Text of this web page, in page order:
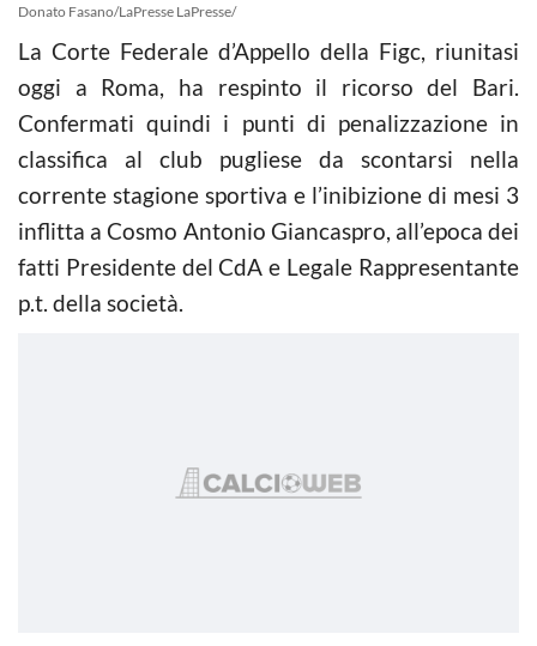
Donato Fasano/LaPresse LaPresse/
La Corte Federale d’Appello della Figc, riunitasi
oggi a Roma, ha respinto il ricorso del Bari.
Confermati quindi i punti di penalizzazione in
classifica al club pugliese da scontarsi nella
corrente stagione sportiva e l’inibizione di mesi 3
inflitta a Cosmo Antonio Giancaspro, all’epoca dei
fatti Presidente del CdA e Legale Rappresentante
p.t. della società.